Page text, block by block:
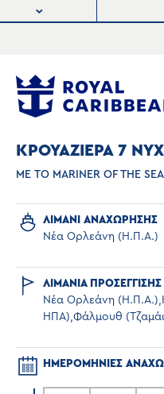
ΚΡΟΥΑΖΙΕΡΑ 7
ΜΕ ΤΟ MARINER OF THE
ΛΙΜΑΝΙ ΑΝΑΧΩΡΗΣΗΣ
Νέα Ορλεάνη (Η.Π.Α.)
ΛΙΜΑΝΙΑ ΠΡΟΣΕΓΓΙΣΗΣ
Νέα Ορλεάνη
ΗΠΑ),Φάλμουθ
ΗΜΕΡΟΜΗΝΙΕΣ